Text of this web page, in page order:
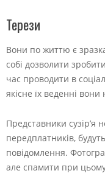
Терези
Вони по життю є
собі дозволити
час проводити в
якісне їх веденні вони
Представники сузір’я
передплатників,
повідомлення.
але спамити при